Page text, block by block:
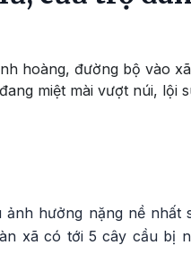
hoàng, đường bộ vào
miệt mài vượt núi, lội
hưởng nặng nề nhất
xã có tới 5 cây cầu bị